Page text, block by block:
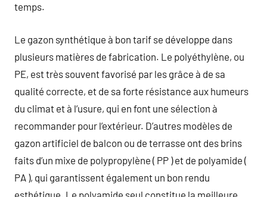
temps.
Le gazon synthétique à bon tarif se développe dans
plusieurs matières de fabrication. Le polyéthylène, ou
PE, est très souvent favorisé par les grâce à de sa
qualité correcte, et de sa forte résistance aux humeurs
du climat et à l’usure, qui en font une sélection à
recommander pour l’extérieur. D’autres modèles de
gazon artificiel de balcon ou de terrasse ont des brins
faits d’un mixe de polypropylène ( PP ) et de polyamide (
PA ), qui garantissent également un bon rendu
esthétique. Le polyamide seul constitue la meilleure